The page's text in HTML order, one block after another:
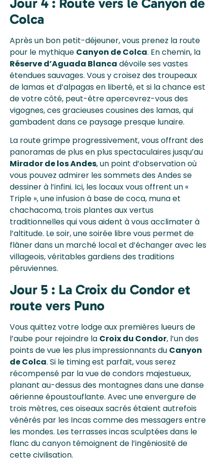
Colca
Après un bon petit-déjeuner, vous prenez la route
pour le mythique Canyon de Colca. En chemin, la
Réserve d’Aguada Blanca dévoile ses vastes
étendues sauvages. Vous y croisez des troupeaux
de lamas et d’alpagas en liberté, et si la chance est
de votre côté, peut-être apercevrez-vous des
vigognes, ces gracieuses cousines des lamas, qui
gambadent dans ce paysage presque lunaire.
La route grimpe progressivement, vous offrant des
panoramas de plus en plus spectaculaires jusqu’au
Mirador de los Andes, un point d’observation où
vous pouvez admirer les sommets des Andes se
dessiner à l’infini. Ici, les locaux vous offrent un «
Triple », une infusion à base de coca, muna et
chachacoma, trois plantes aux vertus
traditionnelles qui vous aident à vous acclimater à
l’altitude. Le soir, une soirée libre vous permet de
flâner dans un marché local et d’échanger avec les
villageois, véritables gardiens des traditions
péruviennes.
Jour 5 : La Croix du Condor et
route vers Puno
Vous quittez votre lodge aux premières lueurs de
l’aube pour rejoindre la Croix du Condor, l’un des
points de vue les plus impressionnants du Canyon
de Colca. Si le timing est parfait, vous serez
récompensé par la vue de condors majestueux,
planant au-dessus des montagnes dans une danse
aérienne époustouflante. Avec une envergure de
trois mètres, ces oiseaux sacrés étaient autrefois
vénérés par les Incas comme des messagers entre
les mondes. Les terrasses incas sculptées dans le
flanc du canyon témoignent de l’ingéniosité de
cette civilisation.